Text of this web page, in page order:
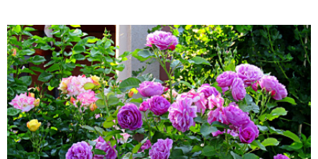
Все публикации 92
Фото 1940
Сейчас обсуждают